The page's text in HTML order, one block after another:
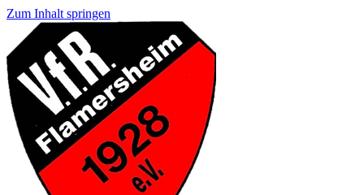
Zum Inhalt springen